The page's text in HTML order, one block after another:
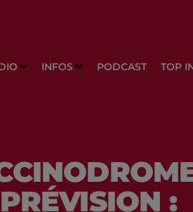
INFOS PODCAST TOP
: